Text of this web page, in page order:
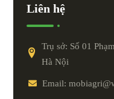
Liên hệ
Trụ sở: Số 01
Hà Nội
Email: